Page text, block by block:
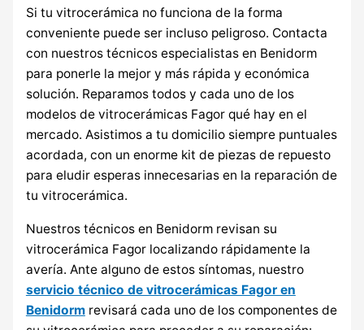
Si tu vitrocerámica no funciona de la forma
conveniente puede ser incluso peligroso. Contacta
con nuestros técnicos especialistas en Benidorm
para ponerle la mejor y más rápida y económica
solución. Reparamos todos y cada uno de los
modelos de vitrocerámicas Fagor qué hay en el
mercado. Asistimos a tu domicilio siempre puntuales
acordada, con un enorme kit de piezas de repuesto
para eludir esperas innecesarias en la reparación de
tu vitrocerámica.
Nuestros técnicos en Benidorm revisan su
vitrocerámica Fagor localizando rápidamente la
avería. Ante alguno de estos síntomas, nuestro
servicio técnico de vitrocerámicas Fagor en
Benidormrevisará cada uno de los componentes de